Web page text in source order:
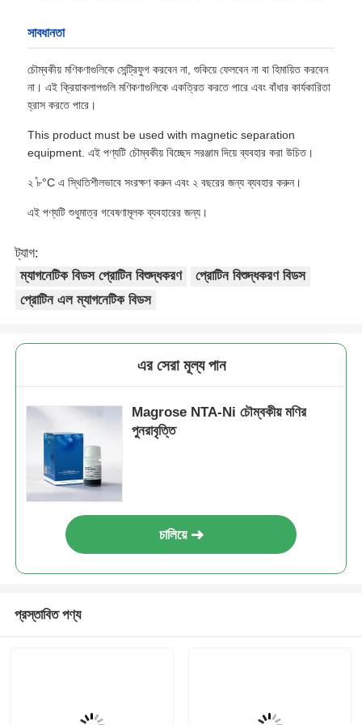
আমাদের সাথে যোগাযোগ করুন
খবর
একটি উদ্ধৃতি অনুরোধ করুন
चुंबकीय मोतियों न्यूक्लिक एसिड निष्कर्षण
डीएनए / आरएनए निष्कर्षण किट
NGS ম্যাগনেটিক বিডস
সেল সোর্টিং ম্যাগনেটিক মণির
পৃষ্ঠ-সক্রিয় চৌম্বকীয় মণু
স্বয়ংক্রিয় যন্ত্রাংশ ও ব্যবহার্য সামগ্রী
সাবধানতা
চৌম্বকীয় মণিকণাগুলিকে সেন্ট্রিফুগ করবেন না, শুকিয়ে ফেলবেন না বা হিমায়িত করবেন
না। এই ক্রিয়াকলাপগুলি মণিকণাগুলিকে একত্রিত করতে পারে এবং বাঁধার কার্যকারিতা
হ্রাস করতে পারে।
This product must be used with magnetic separation
equipment. এই পণ্যটি চৌম্বকীয় বিচ্ছেদ সরঞ্জাম দিয়ে ব্যবহার করা উচিত।
২ ̊৮°C এ স্থিতিশীলভাবে সংরক্ষণ করুন এবং ২ বছরের জন্য ব্যবহার করুন।
এই পণ্যটি শুধুমাত্র গবেষণামূলক ব্যবহারের জন্য।
ট্যাগ:
ম্যাগনেটিক বিডস প্রোটিন বিশুদ্ধকরণ
প্রোটিন বিশুদ্ধকরণ বিডস
প্রোটিন এল ম্যাগনেটিক বিডস
এর সেরা মূল্য পান
Magrose NTA-Ni চৌম্বকীয় মণির
পুনরাবৃত্তি
চালিয়ে
প্রস্তাবিত পণ্য